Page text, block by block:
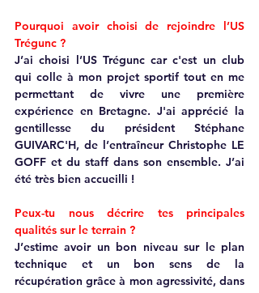
Pourquoi avoir choisi de rejoindre l’US
Trégunc ?
J’ai choisi l’US Trégunc car c'est un club
qui colle à mon projet sportif tout en me
permettant de vivre une première
expérience en Bretagne. J'ai apprécié la
gentillesse du président Stéphane
GUIVARC'H, de l’entraîneur Christophe LE
GOFF et du staff dans son ensemble. J’ai
été très bien accueilli !
Peux-tu nous décrire tes principales
qualités sur le terrain ?
J’estime avoir un bon niveau sur le plan
technique et un bon sens de la
récupération grâce à mon agressivité, dans